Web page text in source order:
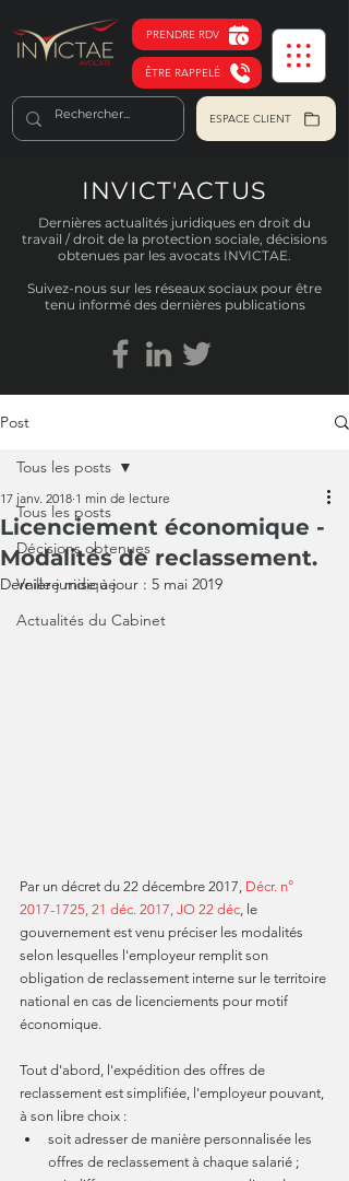
PRENDRE RDV
ÊTRE RAPPELÉ
ESPACE CLIENT
INVICT'ACTUS
Dernières actualités juridiques en droit du
travail / droit de la protection sociale, décisions
obtenues par les avocats INVICTAE.
Suivez-nous sur les réseaux sociaux pour être
tenu informé des dernières publications
Post
Tous les posts
Décisions obtenues
Veille juridique
Actualités du Cabinet
Tous les posts
Licenciement économique -
Modalités de reclassement.
17 janv. 2018 1 min de lecture
Dernière mise à jour : 5 mai 2019
Par un décret du 22 décembre 2017, Décr. n°
2017-1725, 21 déc. 2017, JO 22 déc , le
gouvernement est venu préciser les modalités
selon lesquelles l'employeur remplit son
obligation de reclassement interne sur le territoire
national en cas de licenciements pour motif
économique.
Tout d'abord, l'expédition des offres de
reclassement est simplifiée, l'employeur pouvant,
à son libre choix :
soit adresser de manière personnalisée les
offres de reclassement à chaque salarié ;